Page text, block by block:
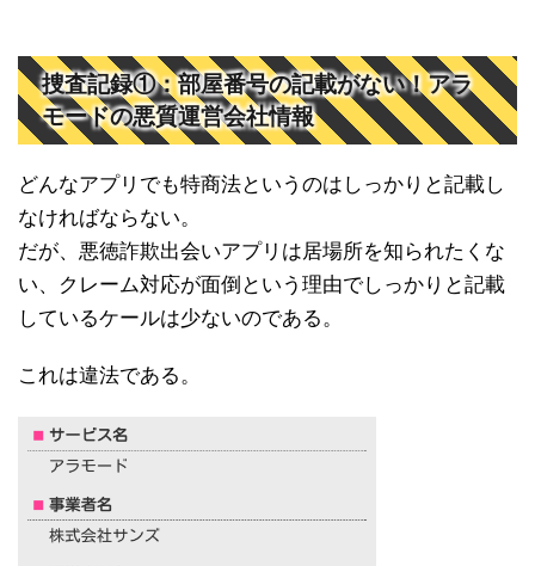
捜査記録①：部屋番号の記載がない！アラ
モードの悪質運営会社情報
どんなアプリでも特商法というのはしっかりと記載し
なければならない。
だが、悪徳詐欺出会いアプリは居場所を知られたくな
い、クレーム対応が面倒という理由でしっかりと記載
しているケールは少ないのである。
これは違法である。